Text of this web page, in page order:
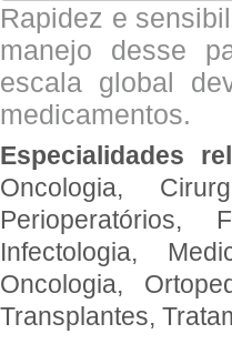
Rapidez e
manejo desse
escala global
medicamentos.
Especialidades
Oncologia,
Perioperatórios,
Infectologia,
Oncologia,
Transplantes,